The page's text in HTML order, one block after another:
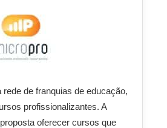
de franquias de educação,
profissionalizantes. A
oferecer cursos que